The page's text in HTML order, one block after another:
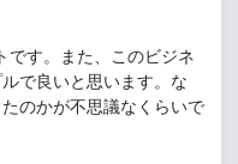
です。また、このビジネ
で良いと思います。な
のかが不思議なくらいで